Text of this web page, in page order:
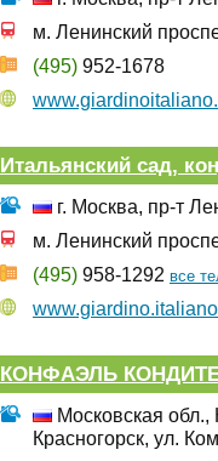
м. Ленинский
(495) 952-1678
Итальянский сад,
г. Москва, пр-т
м. Ленинский
(495) 958-1292 все
КОНФАЭЛЬ
Московская обл.,
Красногорск, ул.